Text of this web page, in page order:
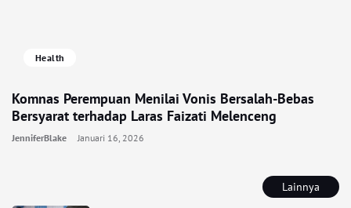
Lainnya
Health
Komnas Perempuan Menilai Vonis Bersalah-Bebas
Bersyarat terhadap Laras Faizati Melenceng
JenniferBlake Januari 16, 2026